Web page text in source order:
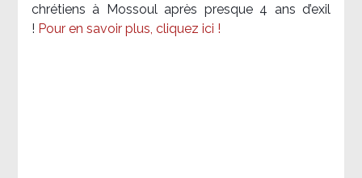
chrétiens à Mossoul après presque 4 ans d’exil
! Pour en savoir plus, cliquez ici !